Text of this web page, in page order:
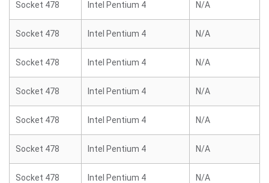
Socket 478 Intel Pentium 4 N/A
Socket 478 Intel Pentium 4 N/A
Socket 478 Intel Pentium 4 N/A
Socket 478 Intel Pentium 4 N/A
Socket 478 Intel Pentium 4 N/A
Socket 478 Intel Pentium 4 N/A
Socket 478 Intel Pentium 4 N/A